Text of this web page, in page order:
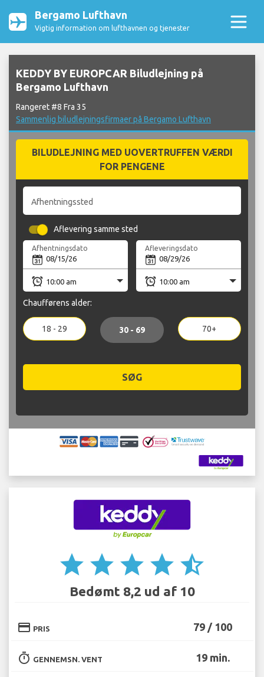
Bergamo Lufthavn
Vigtig information om lufthavnen og tjenester
KEDDY BY EUROPCAR Biludlejning på
Bergamo Lufthavn
Rangeret #8 Fra 35
Sammenlig biludlejningsfirmaer på Bergamo Lufthavn
BILUDLEJNING MED UOVERTRUFFEN VÆRDI
FOR PENGENE
Afhentningssted
Aflevering samme sted
Afhentningsdato Afleveringsdato
Chaufførens alder:
18 - 29 30 - 69 70+
SØG
star star star star star_half
Bedømt 8,2 ud af 10
credit_card PRIS 79 / 100
timer GENNEMSN. VENT 19 min.